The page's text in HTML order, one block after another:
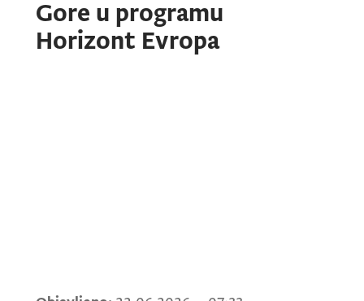
Gore u programu
Horizont Evropa